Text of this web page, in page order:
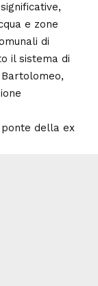
e zone
di
il sistema di
ponte della ex